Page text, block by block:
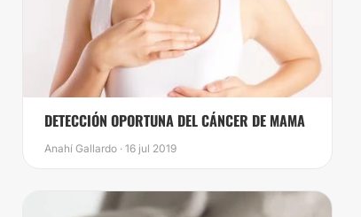
DETECCIÓN OPORTUNA DEL CÁNCER DE MAMA
Anahí Gallardo · 16 jul 2019